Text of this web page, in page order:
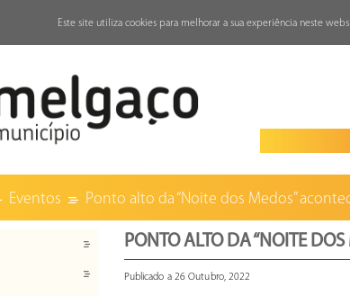
Eventos Ponto alto da “Noite dos Medos”
PONTO ALTO DA “NOITE
Publicado a 26 Outubro, 2022
Este site utiliza cookies para melhorar a sua experiência neste